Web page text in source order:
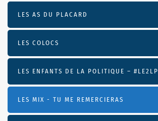
LES AS DU PLACARD
LES COLOCS
LES ENFANTS DE LA POLITIQUE – #LE2LP
LES MIX - TU ME REMERCIERAS